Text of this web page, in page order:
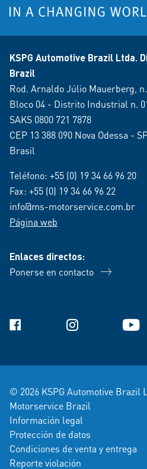
KSPG Automotive Brazil Ltda.
Brazil
Rod. Arnaldo Júlio Mauerberg,
Bloco 04 - Distrito Industrial n.
SAKS 0800 721 7878
CEP 13 388 090 Nova Odessa -
Brasil
Teléfono: +55 (0) 19 34 66 96 20
Fax: +55 (0) 19 34 66 96 22
info@ms-motorservice.com.br
Página web
Enlaces directos:
Ponerse en contacto
Facebook Instagram
© 2026 KSPG Automotive Brazil
Motorservice Brazil
Información legal
Protección de datos
Condiciones de venta y entrega
Reporte violación